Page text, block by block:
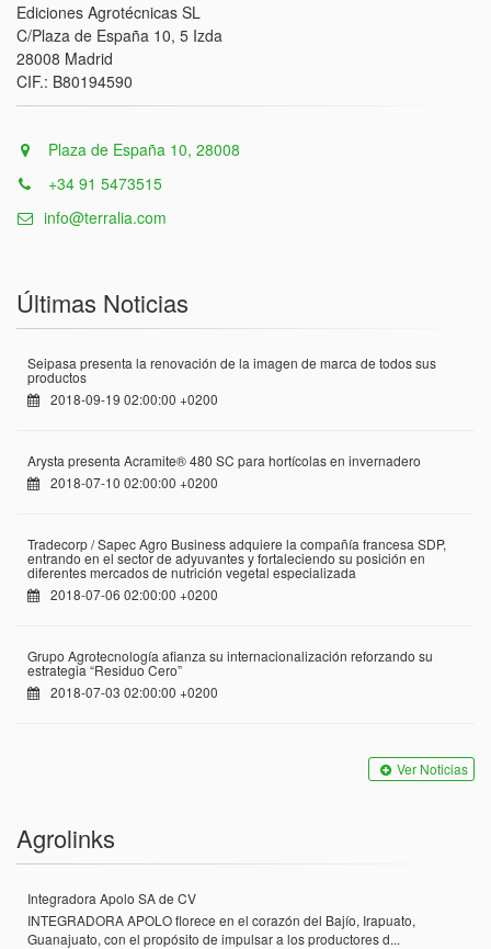
Ediciones Agrotécnicas SL
C/Plaza de España 10, 5 Izda
28008 Madrid
CIF.: B80194590
Plaza de España 10, 28008
+34 91 5473515
info@terralia.com
Últimas Noticias
Seipasa presenta la renovación de la imagen de marca de todos sus
productos
2018-09-19 02:00:00 +0200
Arysta presenta Acramite® 480 SC para hortícolas en invernadero
2018-07-10 02:00:00 +0200
Tradecorp / Sapec Agro Business adquiere la compañía francesa SDP,
entrando en el sector de adyuvantes y fortaleciendo su posición en
diferentes mercados de nutrición vegetal especializada
2018-07-06 02:00:00 +0200
Grupo Agrotecnología afianza su internacionalización reforzando su
estrategia “Residuo Cero”
2018-07-03 02:00:00 +0200
Ver Noticias
Agrolinks
Integradora Apolo SA de CV
INTEGRADORA APOLO florece en el corazón del Bajío, Irapuato,
Guanajuato, con el propósito de impulsar a los productores d...